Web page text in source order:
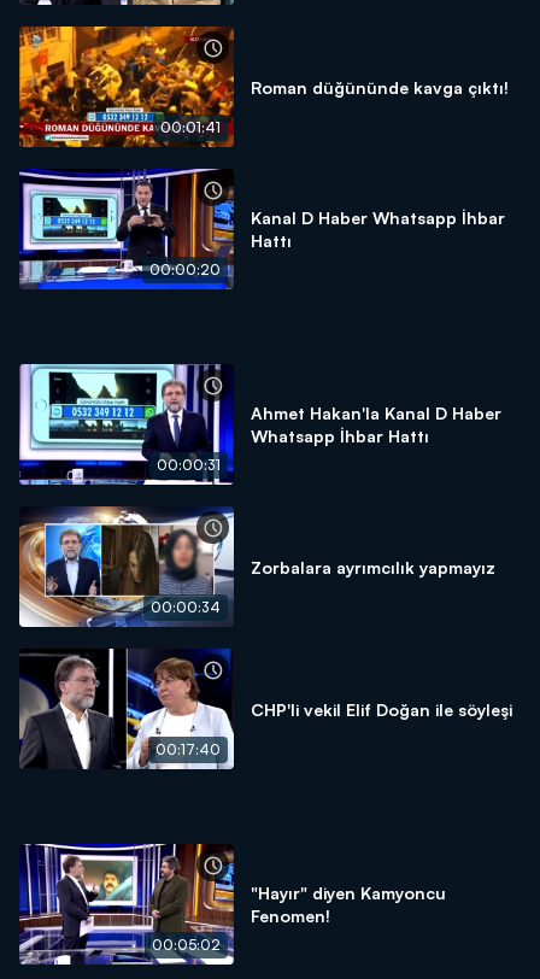
00:01:41
Roman düğününde kavga çıktı!
00:00:20
Kanal D Haber Whatsapp İhbar
Hattı
00:00:31
Ahmet Hakan'la Kanal D Haber
Whatsapp İhbar Hattı
00:00:34
Zorbalara ayrımcılık yapmayız
00:17:40
CHP'li vekil Elif Doğan ile söyleşi
00:05:02
"Hayır" diyen Kamyoncu
Fenomen!